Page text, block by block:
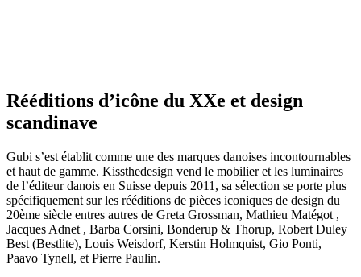
Rééditions d’icône du XXe et design
scandinave
Gubi s’est établit comme une des marques danoises incontournables
et haut de gamme. Kissthedesign vend le mobilier et les luminaires
de l’éditeur danois en Suisse depuis 2011, sa sélection se porte plus
spécifiquement sur les rééditions de pièces iconiques de design du
20ème siècle entres autres de Greta Grossman, Mathieu Matégot ,
Jacques Adnet , Barba Corsini, Bonderup & Thorup, Robert Duley
Best (Bestlite), Louis Weisdorf, Kerstin Holmquist, Gio Ponti,
Paavo Tynell, et Pierre Paulin.